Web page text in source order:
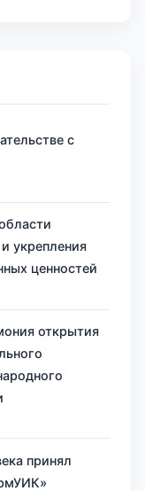
с
укрепления
ценностей
открытия
принял